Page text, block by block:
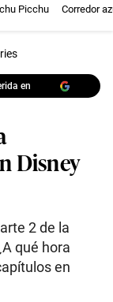
Picchu Corredor
en
Disney
2 de la
qué hora
en